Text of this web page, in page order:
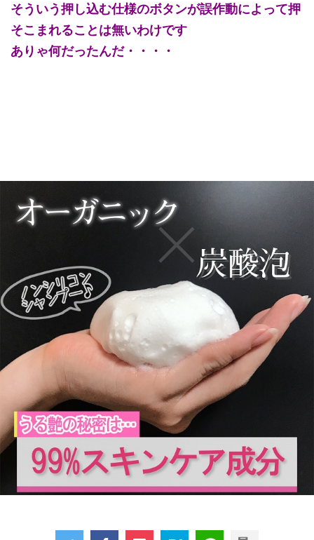
そういう押し込む仕様のボタンが誤作動によって押
そこまれることは無いわけです
ありゃ何だったんだ・・・・